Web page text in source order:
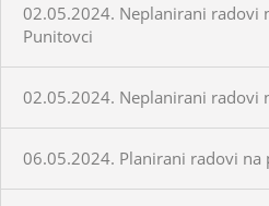
02.05.2024. Neplanirani radovi
Punitovci
02.05.2024. Neplanirani radovi
06.05.2024. Planirani radovi na